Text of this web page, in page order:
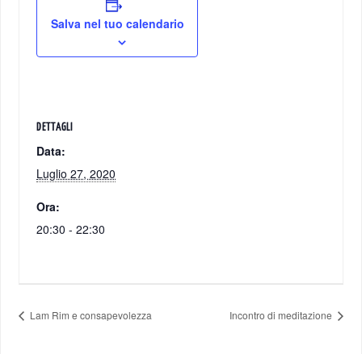
Salva nel tuo calendario
DETTAGLI
Data:
Luglio 27, 2020
Ora:
20:30 - 22:30
Lam Rim e consapevolezza Incontro di meditazione